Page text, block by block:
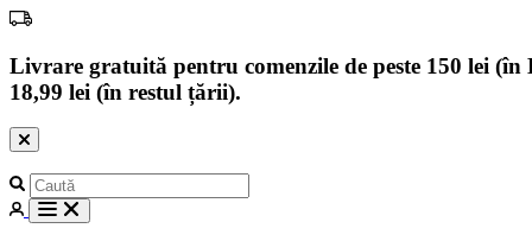
Livrare gratuită pentru comenzile de peste 150 lei
18,99 lei (în restul țării).